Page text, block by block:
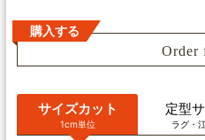
購入する
Order
サイズカット
1cm単位
定型
ラグ・